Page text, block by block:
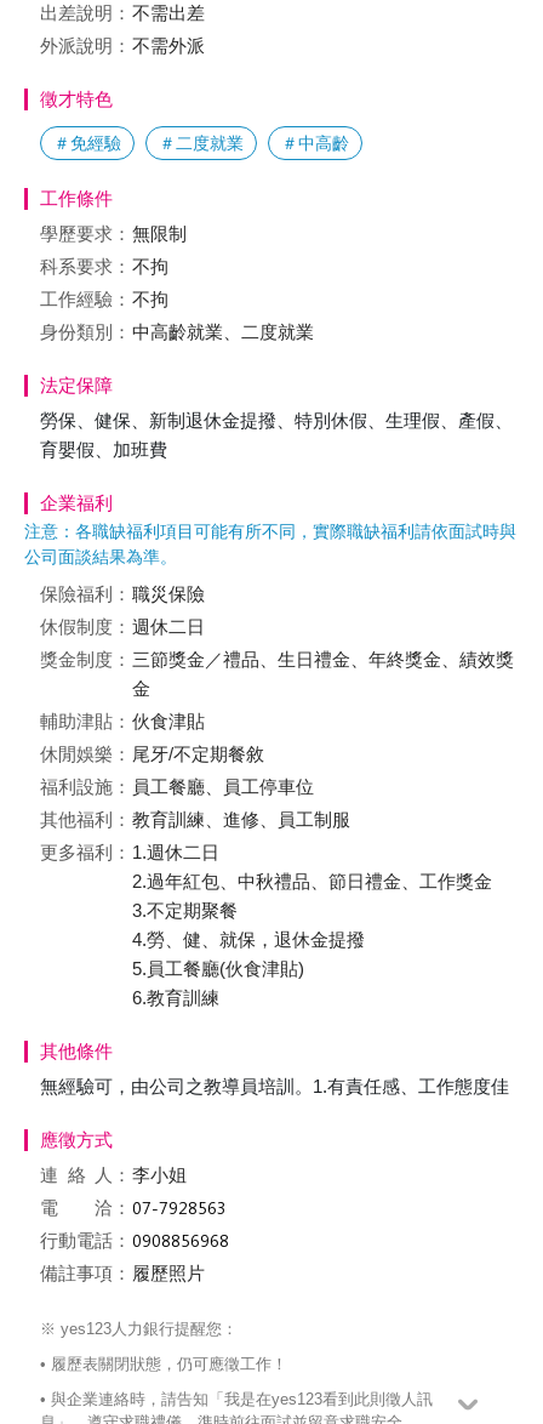
出差說明： 不需出差
外派說明： 不需外派
徵才特色
＃免經驗 ＃二度就業 ＃中高齡
工作條件
學歷要求： 無限制
科系要求： 不拘
工作經驗： 不拘
身份類別： 中高齡就業、二度就業
法定保障
勞保、健保、新制退休金提撥、特別休假、生理假、產假、
育嬰假、加班費
企業福利
注意：各職缺福利項目可能有所不同，實際職缺福利請依面試時與
公司面談結果為準。
保險福利： 職災保險
休假制度： 週休二日
獎金制度： 三節獎金／禮品、生日禮金、年終獎金、績效獎
金
輔助津貼： 伙食津貼
休閒娛樂： 尾牙/不定期餐敘
福利設施： 員工餐廳、員工停車位
其他福利： 教育訓練、進修、員工制服
更多福利： 1.週休二日
2.過年紅包、中秋禮品、節日禮金、工作獎金
3.不定期聚餐
4.勞、健、就保，退休金提撥
5.員工餐廳(伙食津貼)
6.教育訓練
其他條件
無經驗可，由公司之教導員培訓。1.有責任感、工作態度佳
應徵方式
連絡
人： 李小姐
電 洽：
行動電話：
備註事項： 履歷照片
※ yes123人力銀行提醒您：
• 履歷表關閉狀態，仍可應徵工作！
• 與企業連絡時，請告知「我是在yes123看到此則徵人訊